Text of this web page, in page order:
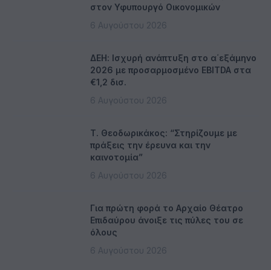
στον Υφυπουργό Οικονομικών
6 Αυγούστου 2026
ΔΕΗ: Ισχυρή ανάπτυξη στο α΄εξάμηνο
2026 με προσαρμοσμένο EBITDA στα
€1,2 δισ.
6 Αυγούστου 2026
Τ. Θεοδωρικάκος: “Στηρίζουμε με
πράξεις την έρευνα και την
καινοτομία”
6 Αυγούστου 2026
Για πρώτη φορά το Αρχαίο Θέατρο
Επιδαύρου άνοιξε τις πύλες του σε
όλους
6 Αυγούστου 2026